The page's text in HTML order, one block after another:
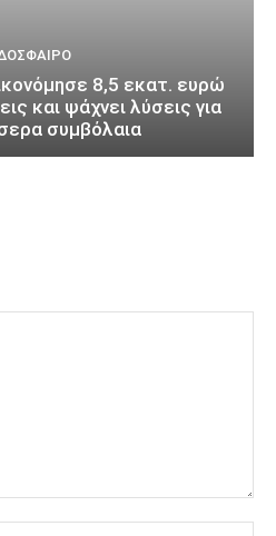
8,5 εκατ. ευρώ
και ψάχνει λύσεις για
συμβόλαια